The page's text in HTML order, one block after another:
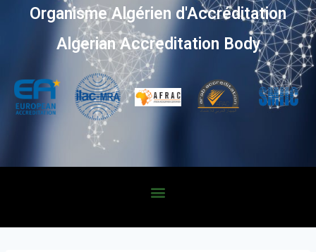
Organisme Algérien d'Accréditation
Algerian Accreditation Body